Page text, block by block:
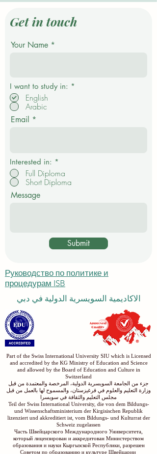
Get in touch
Your Name
I want to study in: *
English
Arabic
Email
Interested in: *
Full Diploma
Short Diploma
Message
Submit
Руководство по политике и
процедурам ISB
الاكاديمية السويسرية الدولية في دبي
Part of the Swiss International University SIU which is Licensed
and accredited by the KG Ministry of Education and Science
and allowed by the Board of Education and Culture in
Switzerland
جزء من الجامعة السويسرية الدولية، المرخصة والمعتمدة من قبل
وزارة التعليم والعلوم في قرغيزستان، والمسموح لها بالعمل من قبل
مجلس التعليم والثقافة في سويسرا
Teil der Swiss International University, die von dem Bildungs-
und Wissenschaftsministerium der Kirgisischen Republik
lizenziert und akkreditiert ist, vom Bildungs- und Kulturrat der
Schweiz zugelassen
Часть Швейцарского Международного Университета,
который лицензирован и аккредитован Министерством
образования и науки Кыргызской Республики, разрешен
Советом по образованию и культуре Швейцарии